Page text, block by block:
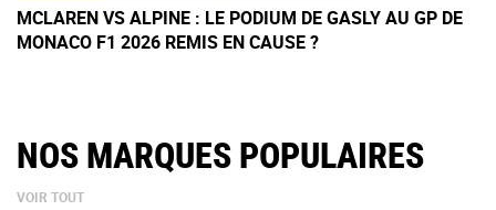
MCLAREN VS ALPINE : LE PODIUM DE GASLY AU GP DE
MONACO F1 2026 REMIS EN CAUSE ?
NOS MARQUES POPULAIRES
VOIR TOUT